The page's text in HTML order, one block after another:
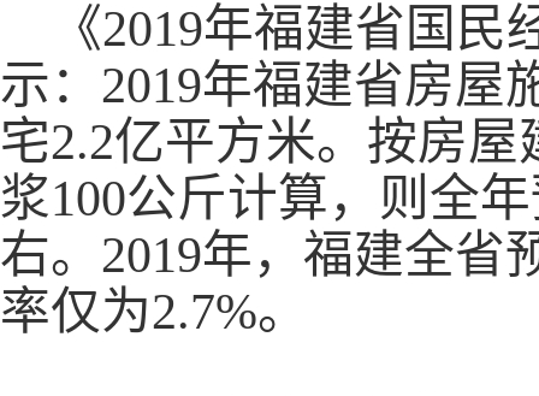
《2019年福建省国民
示：2019年福建省房屋
宅2.2亿平方米。按房
浆100公斤计算，则全
右。2019年，福建全省
率仅为2.7%。